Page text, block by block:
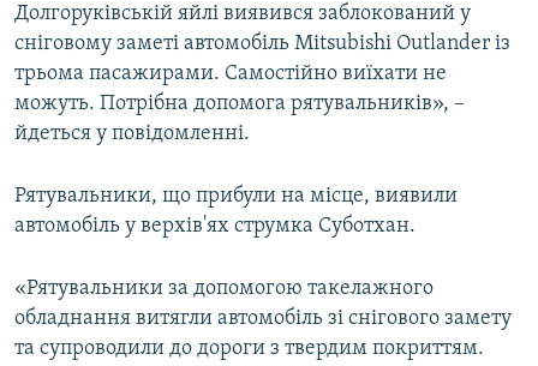
Долгоруківській яйлі виявився заблокований у
сніговому заметі автомобіль Mitsubishi Outlander із
трьома пасажирами. Самостійно виїхати не
можуть. Потрібна допомога рятувальників», –
йдеться у повідомленні.
Рятувальники, що прибули на місце, виявили
автомобіль у верхів'ях струмка Суботхан.
«Рятувальники за допомогою такелажного
обладнання витягли автомобіль зі снігового замету
та супроводили до дороги з твердим покриттям.